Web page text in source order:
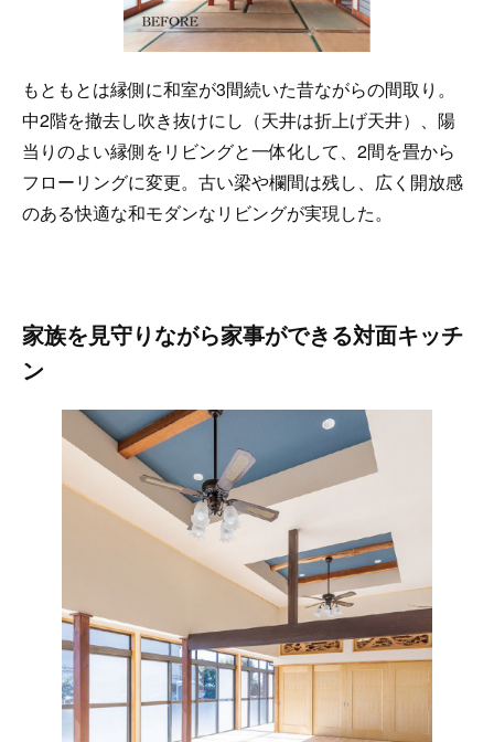
もともとは縁側に和室が3間続いた昔ながらの間取り。
中2階を撤去し吹き抜けにし（天井は折上げ天井）、陽
当りのよい縁側をリビングと一体化して、2間を畳から
フローリングに変更。古い梁や欄間は残し、広く開放感
のある快適な和モダンなリビングが実現した。
家族を見守りながら家事ができる対面キッチ
ン